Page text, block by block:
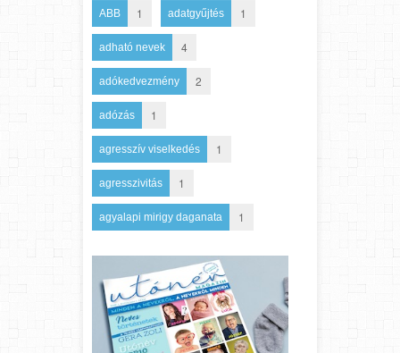
ABB 1 adatgyűjtés 1
adható nevek 4
adókedvezmény 2
adózás 1
agresszív viselkedés 1
agresszivitás 1
agyalapi mirigy daganata 1